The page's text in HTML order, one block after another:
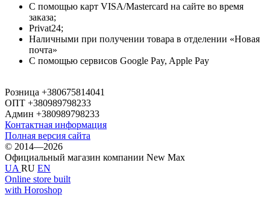
С помощью карт VISA/Mastercard на сайте во время
заказа;
Privat24;
Наличными при получении товара в отделении «Новая
почта»
С помощью сервисов Google Pay, Apple Pay
Розница +380675814041
ОПТ +380989798233
Админ +380989798233
Контактная информация
Полная версия сайта
© 2014—2026
Официальный магазин компании New Max
UA RU EN
Online store built
with Horoshop